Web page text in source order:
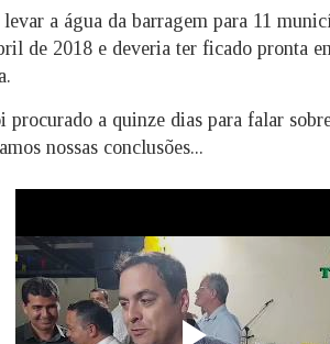
a água da barragem para 11
de 2018 e deveria ter ficado pronta
a quinze dias para falar
nossas conclusões...